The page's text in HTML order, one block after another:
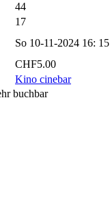
44
17
So 10-11-2024 16: 15
CHF5.00
Kino cinebar
buchbar